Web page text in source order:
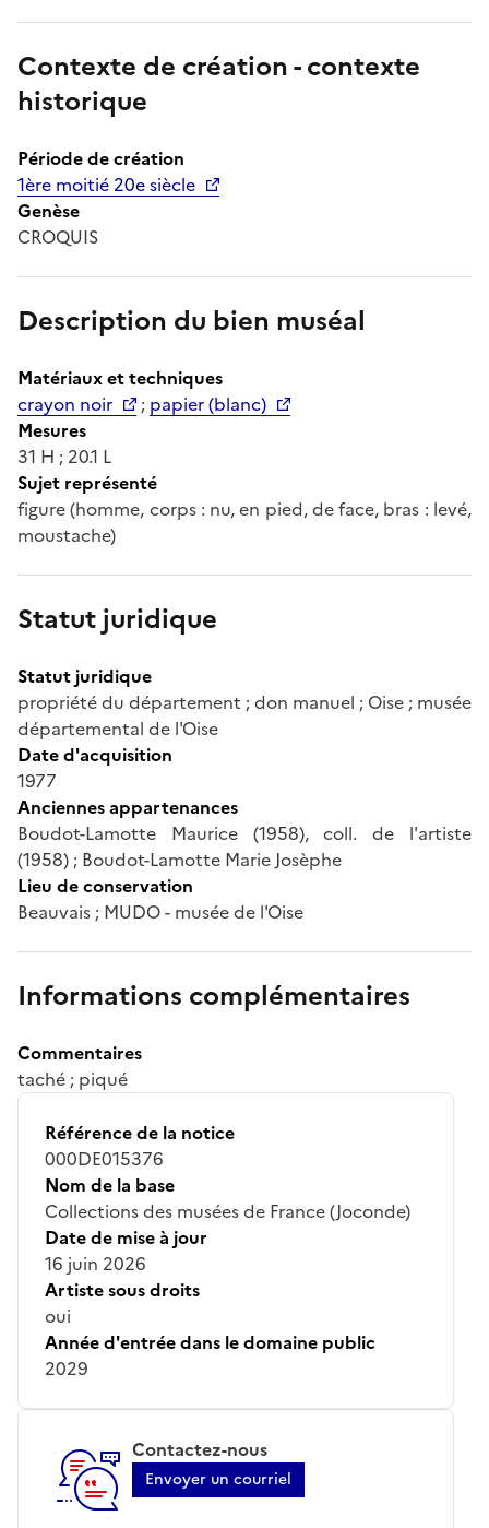
Contexte de création - contexte
historique
Période de création
1ère moitié 20e siècle
Genèse
CROQUIS
Description du bien muséal
Matériaux et techniques
crayon noir
; papier (blanc)
Mesures
31 H ; 20.1 L
Sujet représenté
figure (homme, corps : nu, en pied, de face, bras : levé,
moustache)
Statut juridique
Statut juridique
propriété du département ; don manuel ; Oise ; musée
départemental de l'Oise
Date d'acquisition
1977
Anciennes appartenances
Boudot-Lamotte Maurice (1958), coll. de l'artiste
(1958) ; Boudot-Lamotte Marie Josèphe
Lieu de conservation
Beauvais ; MUDO - musée de l'Oise
Informations complémentaires
Commentaires
taché ; piqué
Référence de la notice
000DE015376
Nom de la base
Collections des musées de France (Joconde)
Date de mise à jour
16 juin 2026
Artiste sous droits
oui
Année d'entrée dans le domaine public
2029
Contactez-nous
Envoyer un courriel